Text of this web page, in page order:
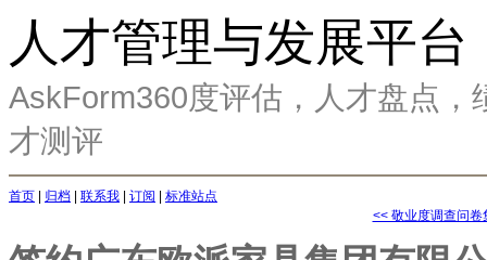
人才管理与发展平台
AskForm360度评估，人才盘点
才测评
首页 归档 联系我 订阅
标准站点
<< 敬业度调查问卷